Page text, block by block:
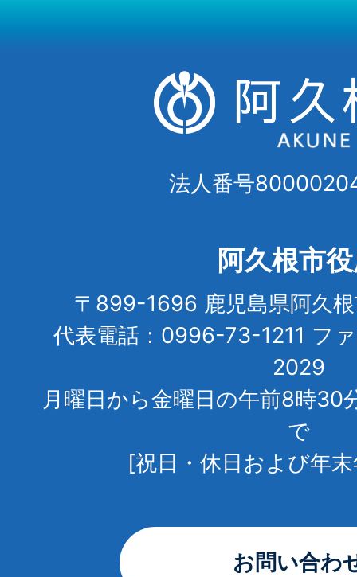
法人番号
阿久根市
〒899-1696 鹿児島県阿久
代表電話：0996-73-1211 フ
2029
月曜日から金曜日の午前8時30
で
[祝日・休日および年
お問い合わ